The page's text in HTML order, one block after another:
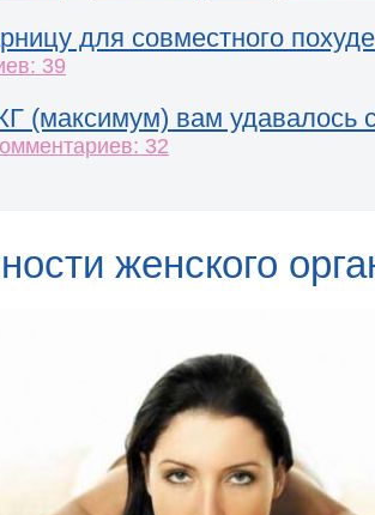
для совместного
39
(максимум) вам удавалось
32
женского